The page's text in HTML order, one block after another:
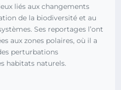
liés aux changements
de la biodiversité et au
Ses reportages l’ont
aux zones polaires, où il a
perturbations
habitats naturels.